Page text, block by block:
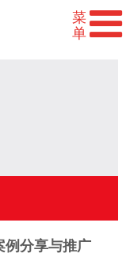
例分享与推广